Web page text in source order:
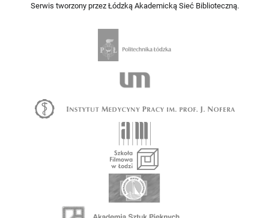
Serwis tworzony przez Łódzką Akademicką Sieć Biblioteczną.